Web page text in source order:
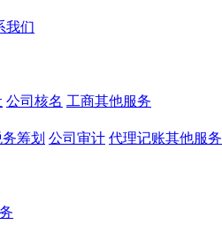
我们
公司核名 工商其他服务
筹划 公司审计 代理记账其他服务